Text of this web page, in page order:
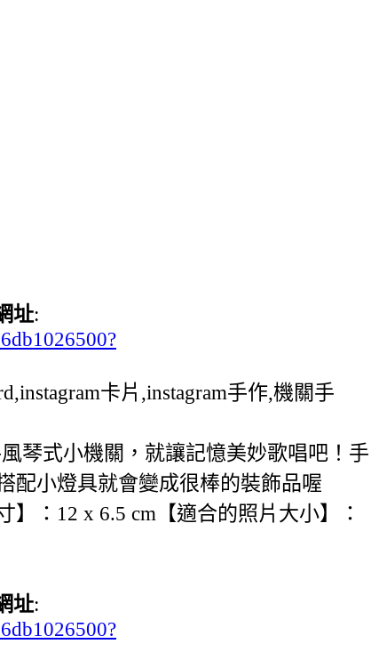
址:
卡片,instagram手作,機關手
琴式小機關，就讓記憶美妙歌唱吧！手
配小燈具就會變成很棒的裝飾品喔
：12 x 6.5 cm【適合的照片大小】：
址: